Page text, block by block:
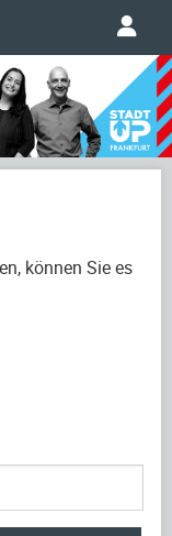
können Sie es